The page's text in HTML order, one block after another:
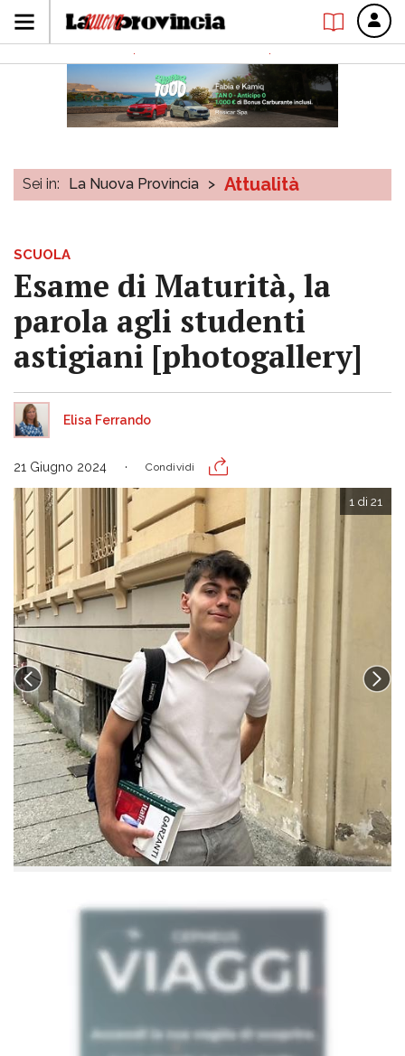
Sei in: La Nuova Provincia > Attualità
SCUOLA
Esame di Maturità, la
parola agli studenti
astigiani [photogallery]
Elisa Ferrando
21 Giugno 2024 Condividi
1 di 21